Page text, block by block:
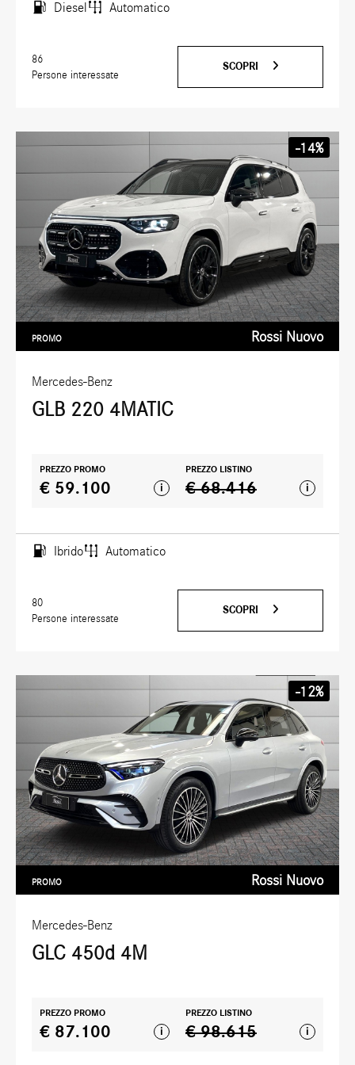
Diesel Automatico
86
Persone interessate
SCOPRI
Mercedes-Benz
GLB 220 4MATIC
PROMO Rossi Nuovo
-14%
PREZZO PROMO
€ 59.100 i
PREZZO LISTINO
€ 68.416 i
Ibrido Automatico
80
Persone interessate
SCOPRI
Mercedes-Benz
GLC 450d 4M
PROMO Rossi Nuovo
-12%
PREZZO PROMO
€ 87.100 i
PREZZO LISTINO
€ 98.615 i